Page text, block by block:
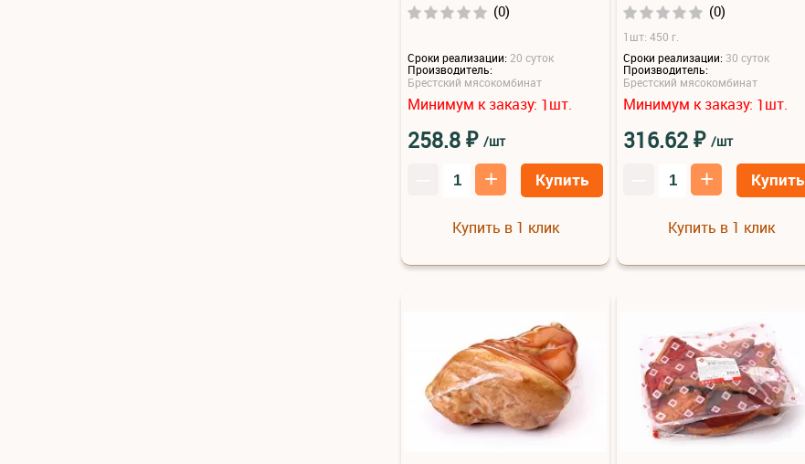
(0)
Сроки реализации: 20 суток
Производитель:
Брестский мясокомбинат
Минимум к заказу: 1шт.
258.8₽ /шт
+ Купить
Купить в 1 клик
(0)
1шт: 450 г.
Сроки реализации: 30 суток
Производитель:
Брестский мясокомбинат
Минимум к заказу: 1шт.
316.62₽ /шт
+ Купить
Купить в 1 клик